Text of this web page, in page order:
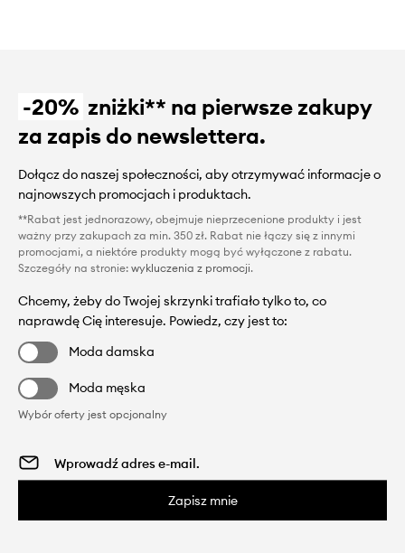
-20% zniżki** na pierwsze zakupy
za zapis do newslettera.
Dołącz do naszej społeczności, aby otrzymywać informacje o
najnowszych promocjach i produktach.
**Rabat jest jednorazowy, obejmuje nieprzecenione produkty i jest
ważny przy zakupach za min. 350 zł. Rabat nie łączy się z innymi
promocjami, a niektóre produkty mogą być wyłączone z rabatu.
Szczegóły na stronie: wykluczenia z promocji.
Chcemy, żeby do Twojej skrzynki trafiało tylko to, co
naprawdę Cię interesuje. Powiedz, czy jest to:
Moda damska
Moda męska
Wybór oferty jest opcjonalny
Zapisz mnie